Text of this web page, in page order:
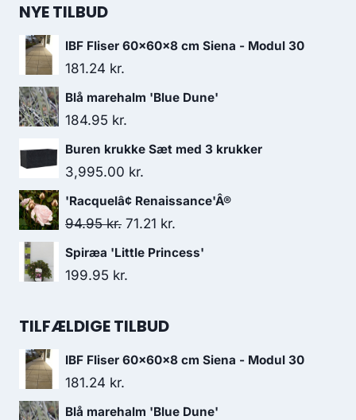
NYE TILBUD
IBF Fliser 60x60x8 cm Siena - Modul 30
181.24 kr.
Blå marehalm 'Blue Dune'
184.95 kr.
Buren krukke Sæt med 3 krukker
3,995.00 kr.
'Racquelâ¢ Renaissance'Â®
94.95kr. Den
oprindelige
94.95 kr..
71.21 kr.
aktuelle
Spiræa 'Little Princess'
199.95 kr.
TILFÆLDIGE TILBUD
IBF Fliser 60x60x8 cm Siena - Modul 30
181.24 kr.
Blå marehalm 'Blue Dune'